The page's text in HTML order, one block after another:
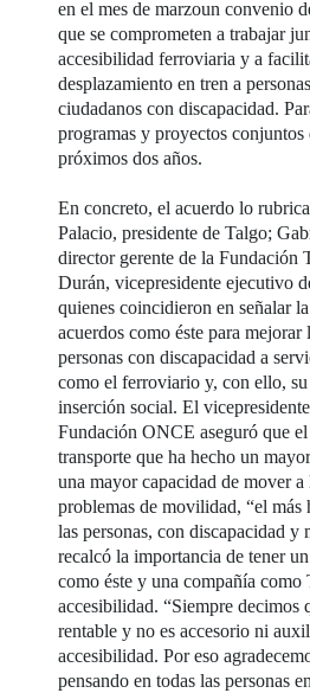
en el mes de marzoun convenio
que se comprometen a trabajar
accesibilidad ferroviaria y a
desplazamiento en tren a
ciudadanos con discapacidad.
programas y proyectos
próximos dos años.
En concreto, el acuerdo lo
Palacio, presidente de Talgo;
director gerente de la Fundación
Durán, vicepresidente ejecutivo
quienes coincidieron en señalar
acuerdos como éste para
personas con discapacidad a
como el ferroviario y, con ello,
inserción social. El
Fundación ONCE aseguró que
transporte que ha hecho un
una mayor capacidad de mover a
problemas de movilidad, “el más
las personas, con discapacidad y
recalcó la importancia de tener
como éste y una compañía como
accesibilidad. “Siempre decimos
rentable y no es accesorio ni
accesibilidad. Por eso
pensando en todas las personas